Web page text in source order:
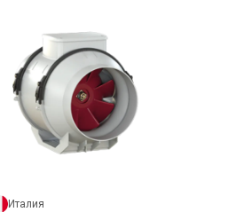
Италия